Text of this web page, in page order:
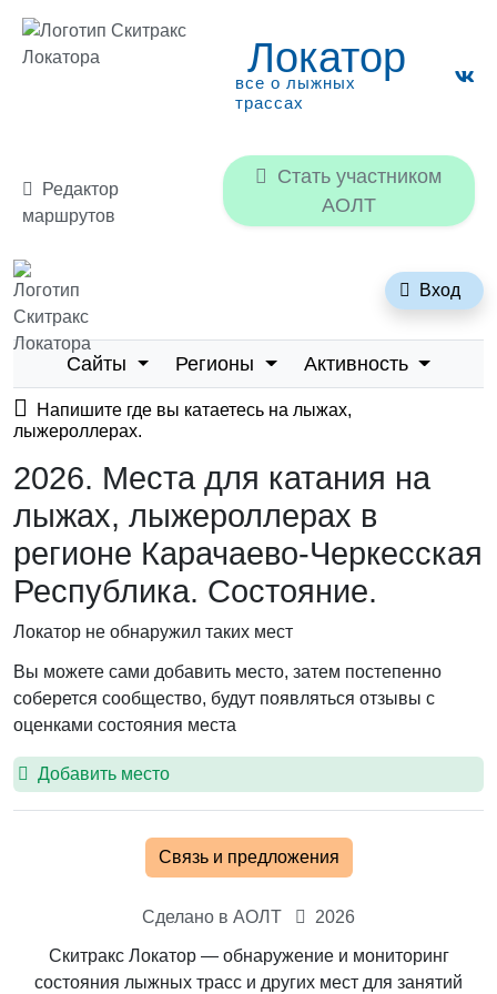
Локатор
все о лыжных
трассах
Редактор
маршрутов
АОЛТ
Вход
Сайты Регионы Активность
Напишите где вы катаетесь на лыжах,
лыжероллерах.
2026. Места для катания на
лыжах, лыжероллерах в
регионе Карачаево-Черкесская
Республика. Состояние.
Локатор не обнаружил таких мест
Вы можете сами добавить место, затем постепенно
соберется сообщество, будут появляться отзывы с
оценками состояния места
Добавить место
Связь и предложения
Сделано в АОЛТ 2026
Скитракс Локатор — обнаружение и мониторинг
состояния лыжных трасс и других мест для занятий